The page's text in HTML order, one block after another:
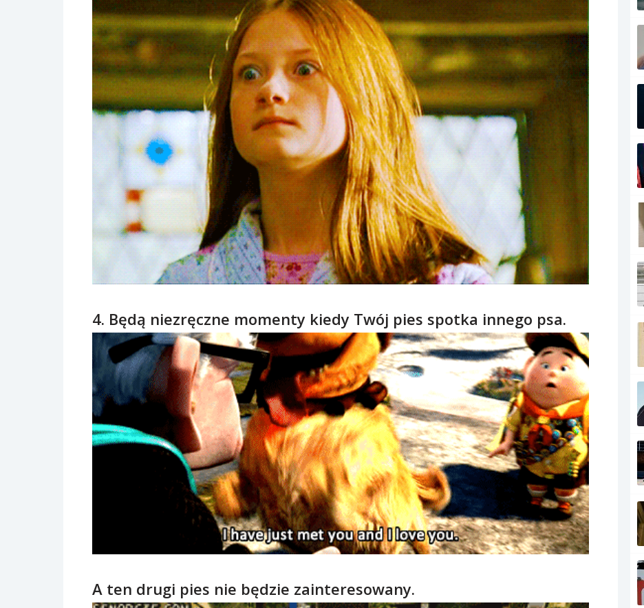
4. Będą niezręczne momenty kiedy Twój pies spotka innego psa.
A ten drugi pies nie będzie zainteresowany.